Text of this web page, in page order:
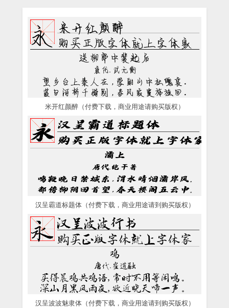
米开红颜醉（付费下载，商业用途请购买版权）
汉呈霸道标题体（付费下载，商业用途请到购买版权）
汉呈波波魅隶体（付费下载，商业用途请到购买版权）